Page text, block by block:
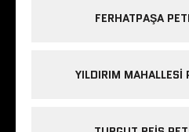
FERHATPAŞA
YILDIRIM MAHALLESI